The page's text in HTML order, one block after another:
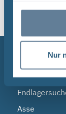
Nur
NAVIGATION
BGE
Asse